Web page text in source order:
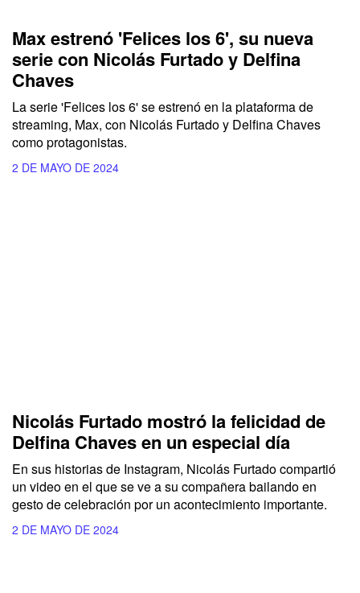
Max estrenó 'Felices los 6', su nueva
serie con Nicolás Furtado y Delfina
Chaves
La serie 'Felices los 6' se estrenó en la plataforma de
streaming, Max, con Nicolás Furtado y Delfina Chaves
como protagonistas.
2 DE MAYO DE 2024
Nicolás Furtado mostró la felicidad de
Delfina Chaves en un especial día
En sus historias de Instagram, Nicolás Furtadocompartió
un video en el que se ve a su compañera bailando en
gesto de celebración por un acontecimiento importante.
2 DE MAYO DE 2024